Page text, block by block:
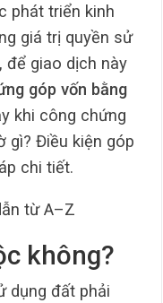
phát triển kinh
giá trị quyền sử
để giao dịch này
góp vốn bằng
khi công chứng
gì? Điều kiện góp
chi tiết.
từ A–Z
không?
dụng đất phải